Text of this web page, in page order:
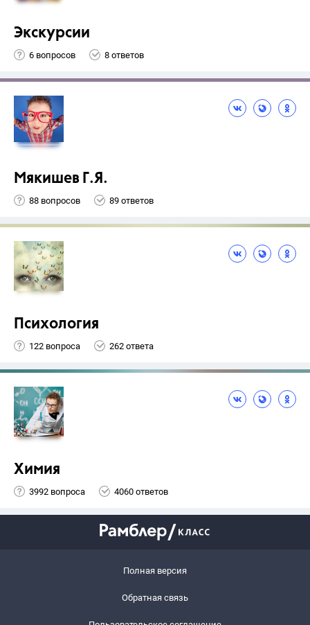
Экскурсии
6 вопросов 8 ответов
Мякишев Г.Я.
88 вопросов 89 ответов
Психология
122 вопроса 262 ответа
Химия
3992 вопроса 4060 ответов
Полная версия
Обратная связь